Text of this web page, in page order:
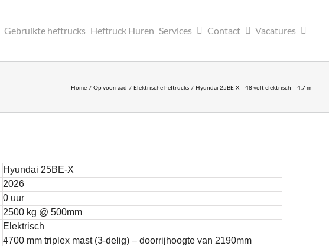
Gebruikte heftrucks Heftruck Huren Services Contact Vacatures
Home Op voorraad Elektrische heftrucks Hyundai 25BE-X – 48 volt elektrisch – 4.7 m
Hyundai 25BE-X
2026
0 uur
2500 kg @ 500mm
Elektrisch
4700 mm triplex mast (3-delig) – doorrijhoogte van 2190mm